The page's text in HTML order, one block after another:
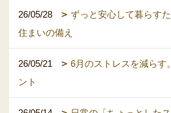
26/05/28
ずっと安心して暮らす
住まいの備え
26/05/21
6月のストレスを減らす
ント